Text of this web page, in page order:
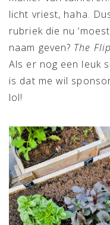
licht vriest, haha.
rubriek die nu
naam geven? The
Als er nog een leuk
is dat me wil
lol!